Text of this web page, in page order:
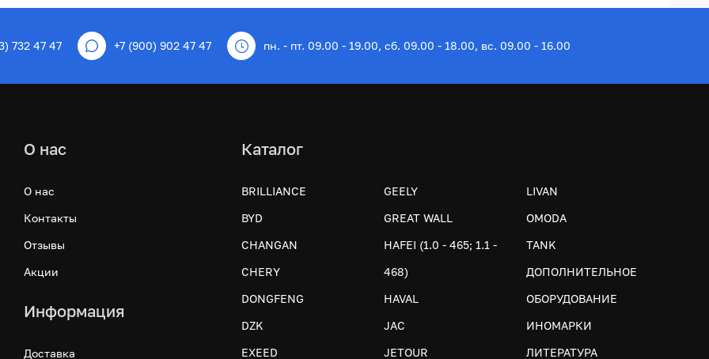
732 47 47 +7 (900) 902 47 47 пн. - пт. 09.00 - 19.00, сб. 09.00 - 18.00, вс. 09.00 - 16.00
О нас
О нас
Контакты
Отзывы
Акции
Информация
Доставка
Каталог
BRILLIANCE
BYD
CHANGAN
CHERY
DONGFENG
DZK
EXEED
GEELY
GREAT WALL
HAFEI (1.0 - 465; 1.1 -
468)
HAVAL
JAC
JETOUR
LIVAN
OMODA
TANK
ДОПОЛНИТЕЛЬНОЕ
ОБОРУДОВАНИЕ
ИНОМАРКИ
ЛИТЕРАТУРА